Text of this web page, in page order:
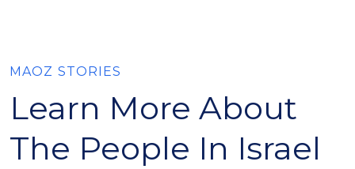
MAOZ STORIES
Learn More About
The People In Israel